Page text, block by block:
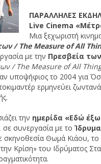
ΠΑΡΑΛΛΗΛΕΣ
Live Cinema «
Μια ξεχωριστή
/The Measure of All
με την Πρεσβεία
/ The Measure of All
υποψήφιος το 2004 για
ερμηνεύει
την ημερίδα «Εδώ
συνεργασία με το
σκηνοθεσία Θωμά Κιάου,
Κρίση» του Ιδρύματος